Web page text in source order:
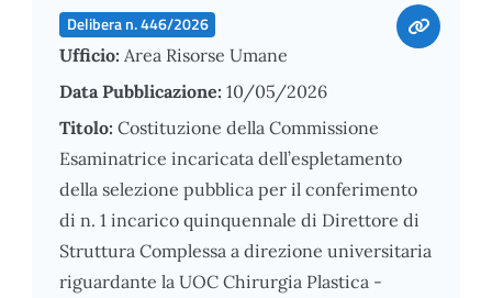
Delibera n. 446/2026
Ufficio: Area Risorse Umane
Data Pubblicazione: 10/05/2026
Titolo: Costituzione della Commissione
Esaminatrice incaricata dell’espletamento
della selezione pubblica per il conferimento
di n. 1 incarico quinquennale di Direttore di
Struttura Complessa a direzione universitaria
riguardante la UOC Chirurgia Plastica -